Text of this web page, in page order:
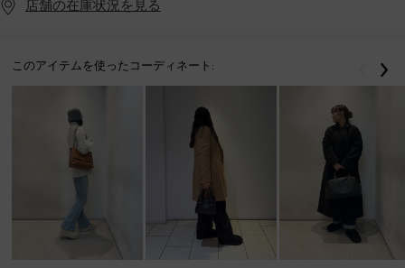
店舗の在庫状況を見る
このアイテムを使ったコーディネート: 戻る